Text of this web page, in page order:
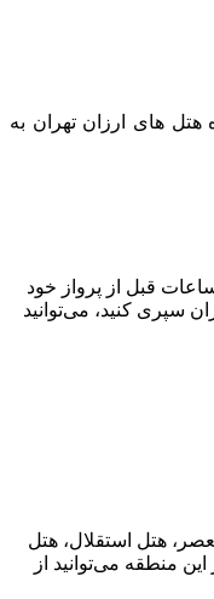
های ارزان تهران به
قبل از پرواز خود
سپری کنید، می‌توانید
خیابان ولیعصر، هتل استقلال، هتل
منطقه می‌توانید از